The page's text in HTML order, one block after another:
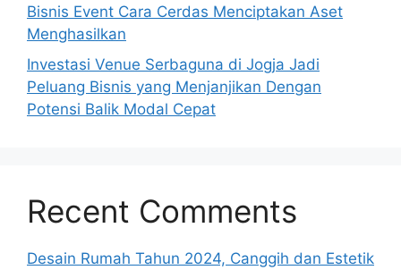
Bisnis Event Cara Cerdas Menciptakan Aset
Menghasilkan
Investasi Venue Serbaguna di Jogja Jadi
Peluang Bisnis yang Menjanjikan Dengan
Potensi Balik Modal Cepat
Recent Comments
Desain Rumah Tahun 2024, Canggih dan Estetik